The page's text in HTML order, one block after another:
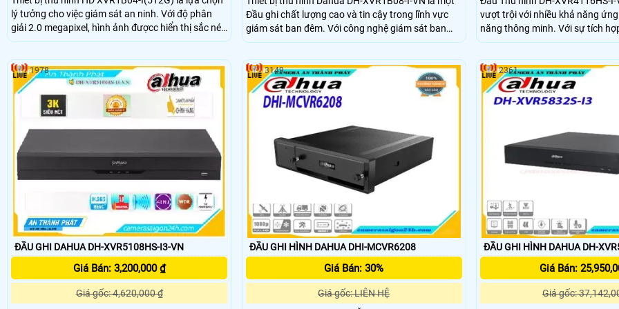
lý tưởng cho việc giám sát an ninh. Với độ phân
giải 2.0 megapixel, hình ảnh đượcc hiển thị sắc nét
và chân thực. Thiết bị này có khả năng xem được
AHD, CVI, TVI, BCS giúp nâng cao độ bền và chất
lượng của hình ảnh
Đầu ghi chất lượng cao và tin cậy trong lĩnh vực
giám sát ban đêm. Với công nghệ giám sát ban
đêm tiên tiến, nó đảm bảo hình ảnh rõ nét và sắc
nữa, nó hỗ trợ công nghệ chính của các hãng như
AHD, CVI, TVI và BCS
vượt trội với nhiều khả năng
năng thông minh. Với sự tích
xử lý hình ảnh CMOS
ĐẦU GHI DAHUA DH-XVR5108HS-I3-VN
Giá Bán: 3,200,000 ₫
Giá gốc: 4,620,000 ₫
1978
ĐẦU GHI HÌNH DAHUA DHI-MCVR6208
Giá Bán: 30%
Giá gốc: LIÊN HỆ
3149
ĐẦU GHI HÌNH DAHUA DH-
Giá Bán:
Giá gốc:
2361